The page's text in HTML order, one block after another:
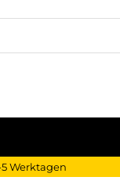
Werktagen